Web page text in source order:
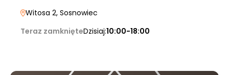
Witosa 2, Sosnowiec
Teraz zamknięteDzisiaj:10:00-18:00